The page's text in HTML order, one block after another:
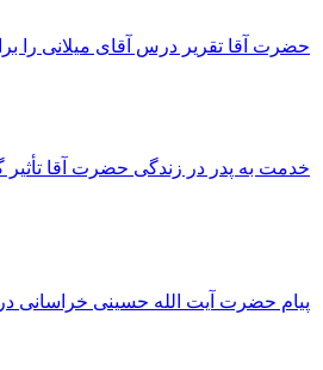
حضرت آقا تقریر درس آقای میلانی را
خدمت به پدر در زندگی حضرت آقا
پیام حضرت آیت الله حسینی خراسانی